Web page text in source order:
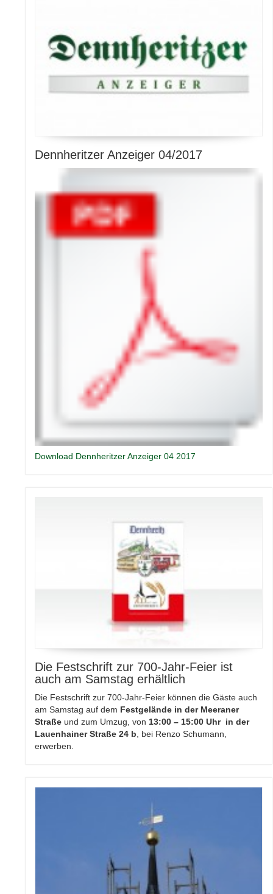
Dennheritzer Anzeiger 04/2017
Download Dennheritzer Anzeiger 04 2017
Die Festschrift zur 700-Jahr-Feier ist
auch am Samstag erhältlich
Die Festschrift zur 700-Jahr-Feier können die Gäste auch
am Samstag auf dem Festgelände in der Meeraner
Straße und zum Umzug, von 13:00 – 15:00 Uhr in der
Lauenhainer Straße 24 b , bei Renzo Schumann,
erwerben.